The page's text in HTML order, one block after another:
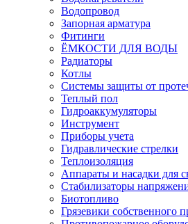
Водопровод
Запорная арматура
Фитинги
ЁМКОСТИ ДЛЯ ВОДЫ
Радиаторы
Котлы
Системы защиты от
Теплый пол
Гидроаккумуляторы
Инструмент
Приборы учета
Гидравлические стрелки
Теплоизоляция
Аппараты и насадки для
Стабилизаторы
Биотопливо
Грязевики собственного